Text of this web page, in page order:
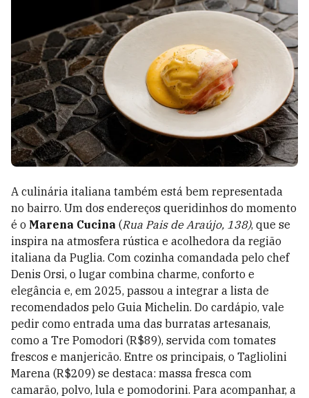
A culinária italiana também está bem representada
no bairro. Um dos endereços queridinhos do momento
é o Marena Cucina (Rua Pais de Araújo, 138), que se
inspira na atmosfera rústica e acolhedora da região
italiana da Puglia. Com cozinha comandada pelo chef
Denis Orsi, o lugar combina charme, conforto e
elegância e, em 2025, passou a integrar a lista de
recomendados pelo Guia Michelin. Do cardápio, vale
pedir como entrada uma das burratas artesanais,
como a Tre Pomodori (R$89), servida com tomates
frescos e manjericão. Entre os principais, o Tagliolini
Marena (R$209) se destaca: massa fresca com
camarão, polvo, lula e pomodorini. Para acompanhar, a